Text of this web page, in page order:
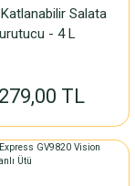
Salata
- 4 L
TL